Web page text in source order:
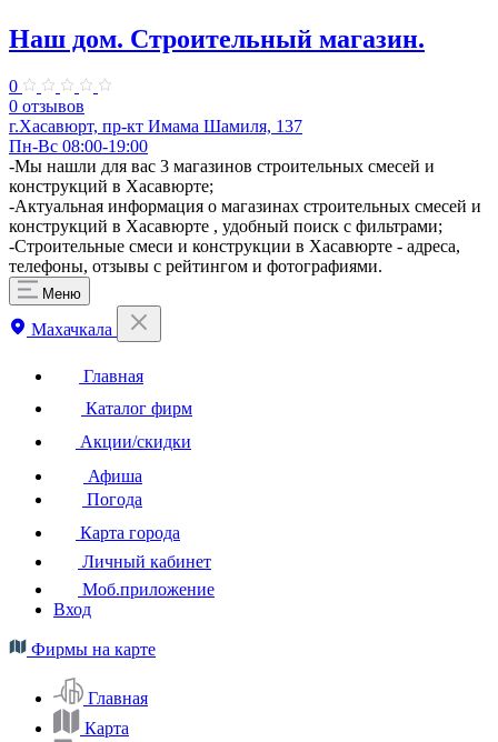
Наш дом. ​Строительный магазин.
0
0 отзывов
г.Хасавюрт, пр-кт Имама Шамиля, 137
Пн-Вс 08:00-19:00
​-Мы нашли для вас 3 магазинов строительных смесей и
конструкций в Хасавюрте;
-Актуальная информация о магазинах строительных смесей и
конструкций в Хасавюрте , удобный поиск с фильтрами;
-Строительные смеси и конструкции в Хасавюрте - адреса,
телефоны, отзывы с рейтингом и фотографиями.
Меню
Махачкала
Главная
Каталог фирм
Акции/скидки
Афиша
Погода
Карта города
Личный кабинет
Моб.приложение
Вход
Фирмы на карте
Главная
Карта